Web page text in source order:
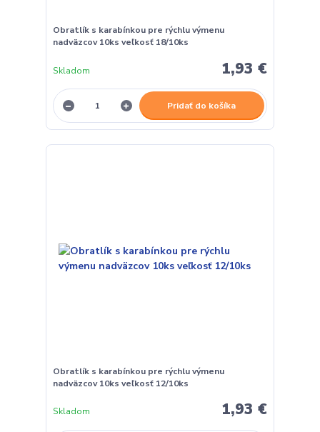
Obratlík s karabínkou pre rýchlu výmenu
nadväzcov 10ks veľkosť 18/10ks
1,93 €
Skladom
Pridať do košíka
Obratlík s karabínkou pre rýchlu výmenu
nadväzcov 10ks veľkosť 12/10ks
1,93 €
Skladom